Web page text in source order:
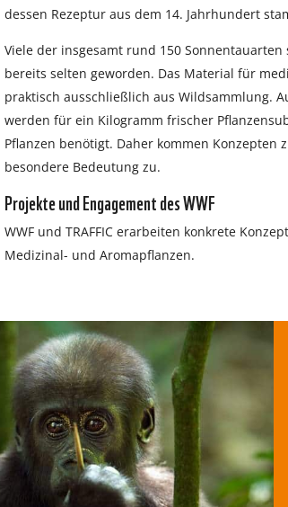
dessen Rezeptur aus dem 14. Jahrhundert
Viele der insgesamt rund 150
bereits selten geworden. Das Material für
praktisch ausschließlich aus Wildsammlung.
werden für ein Kilogramm frischer
Pflanzen benötigt. Daher kommen Konzepten
besondere Bedeutung zu.
Projekte und Engagement des WWF
WWF und TRAFFIC erarbeiten konkrete
Medizinal- und Aromapflanzen.